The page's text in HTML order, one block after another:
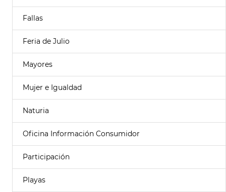
Fallas
Feria de Julio
Mayores
Mujer e Igualdad
Naturia
Oficina Información Consumidor
Participación
Playas